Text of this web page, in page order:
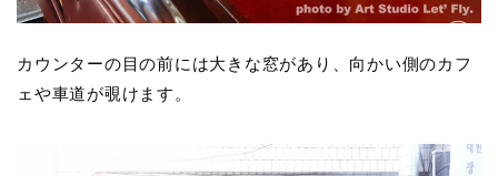
カウンターの目の前には大きな窓があり、向かい側のカフ
ェや車道が覗けます。